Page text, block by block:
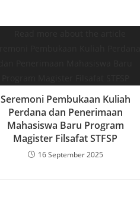
Seremoni Pembukaan Kuliah
Perdana dan Penerimaan
Mahasiswa Baru Program
Magister Filsafat STFSP
16 September 2025